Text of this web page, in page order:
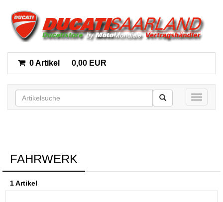
0 Artikel 0,00 EUR
Toggle
FAHRWERK
1 Artikel